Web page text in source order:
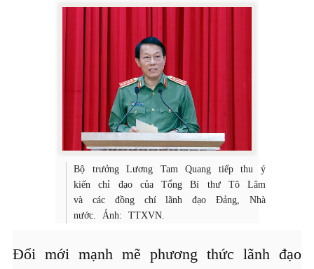
Bộ trưởng Lương Tam Quang tiếp thu ý
kiến chỉ đạo của Tổng Bí thư Tô Lâm
và các đồng chí lãnh đạo Đảng, Nhà
nước. Ảnh: TTXVN.
Đổi mới mạnh mẽ phương thức lãnh đạo